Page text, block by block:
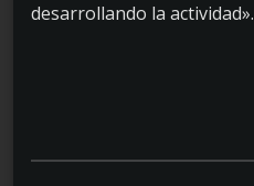
desarrollando la actividad».